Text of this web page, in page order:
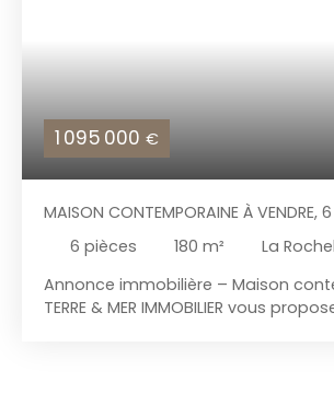
1 095 000 €
MAISON CONTEMPORAINE À VENDRE,
ROCHELLE 17000
6 pièces 180 m²
La
Annonce immobilière – Maison
TERRE & MER IMMOBILIER vous